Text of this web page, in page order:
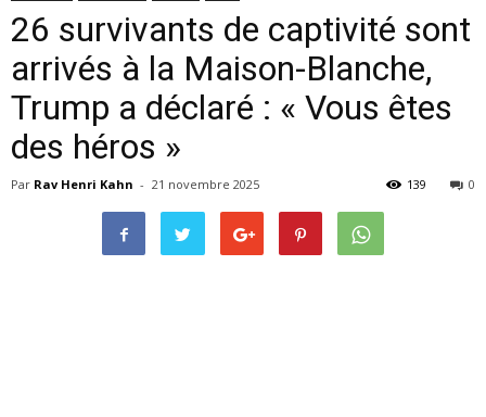
26 survivants de captivité sont
arrivés à la Maison-Blanche,
Trump a déclaré : « Vous êtes
des héros »
Par Rav Henri Kahn - 21 novembre 2025 0
139